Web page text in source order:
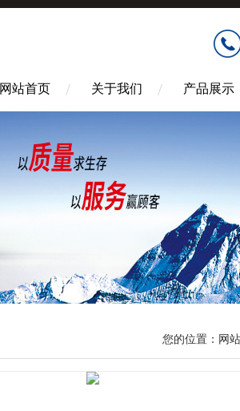
网站首页 关于我们 产品展示
您的位置： 网